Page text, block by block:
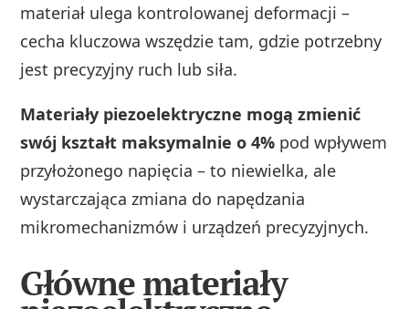
materiał ulega kontrolowanej deformacji –
cecha kluczowa wszędzie tam, gdzie potrzebny
jest precyzyjny ruch lub siła.
Materiały piezoelektryczne mogą zmienić
swój kształt maksymalnie o 4% pod wpływem
przyłożonego napięcia – to niewielka, ale
wystarczająca zmiana do napędzania
mikromechanizmów i urządzeń precyzyjnych.
Główne materiały